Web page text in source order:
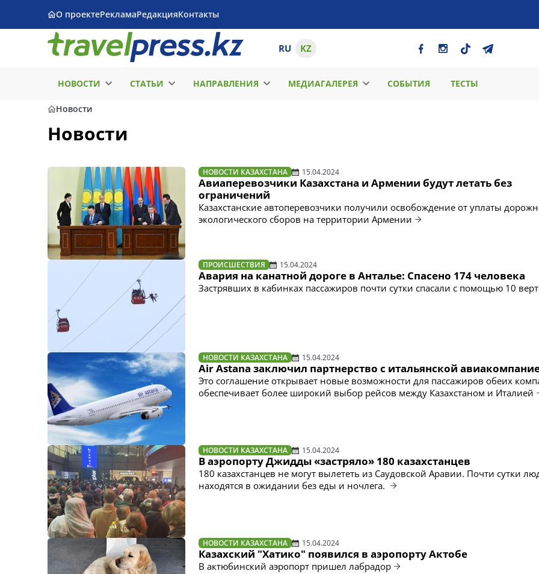
О проектеРекламаРедакцияКонтакты
RU KZ
НОВОСТИ СТАТЬИ НАПРАВЛЕНИЯ МЕДИАГАЛЕРЕЯ СОБЫТИЯ ТЕСТЫ
Новости
Новости
НОВОСТИ КАЗАХСТАНА 15.04.2024
Авиаперевозчики Казахстана и Армении будут летать без
ограничений
Казахстанские автоперевозчики получили освобождение от уплаты
экологического сборов на территории Армении
ПРОИСШЕСТВИЯ 15.04.2024
Авария на канатной дороге в Анталье: Спасено 174 человека
Застрявших в кабинках пассажиров почти сутки спасали с помощью 10
НОВОСТИ КАЗАХСТАНА 15.04.2024
Air Astana заключил партнерство с итальянской
Это соглашение открывает новые возможности для пассажиров обеих
обеспечивает более широкий выбор рейсов между Казахстаном и Италией
НОВОСТИ КАЗАХСТАНА 15.04.2024
В аэропорту Джидды «застряло» 180 казахстанцев
180 казахстанцев не могут вылететь из Саудовской Аравии. Почти сутки
находятся в ожидании без еды и ночлега.
НОВОСТИ КАЗАХСТАНА 15.04.2024
Казахский "Хатико" появился в аэропорту Актобе
В актюбинский аэропорт пришел лабрадор